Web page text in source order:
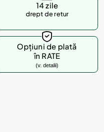
14 zile
drept de retur
Opțiuni de plată
în RATE
(v. detalii)